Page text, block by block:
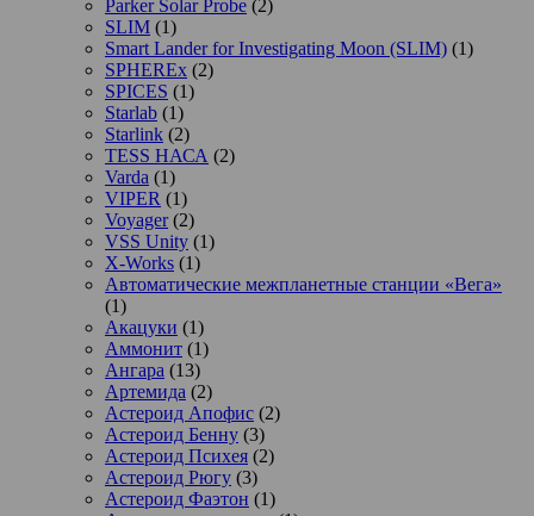
Parker Solar Probe (2)
SLIM (1)
Smart Lander for Investigating Moon (SLIM) (1)
SPHEREx (2)
SPICES (1)
Starlab (1)
Starlink (2)
TESS НАСА (2)
Varda (1)
VIPER (1)
Voyager(2)
VSS Unity (1)
X-Works (1)
Автоматические межпланетные станции «Вега»
(1)
Акацуки (1)
Аммонит (1)
Ангара (13)
Артемида (2)
Астероид Апофис (2)
Астероид Бенну (3)
Астероид Психея (2)
Астероид Рюгу (3)
Астероид Фаэтон (1)